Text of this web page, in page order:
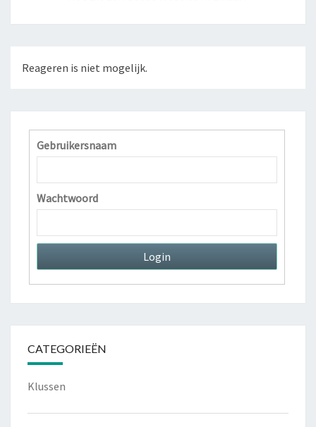
Reageren is niet mogelijk.
Gebruikersnaam
Wachtwoord
CATEGORIEËN
Klussen